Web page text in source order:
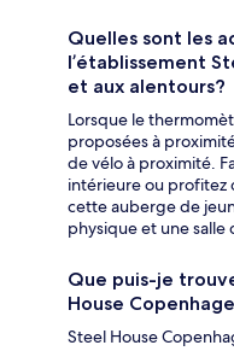
Quelles sont les
l’établissement
et aux alentours?
Lorsque le
proposées à
de vélo à proximité.
intérieure ou profitez
cette auberge de
physique et une salle
Que puis-je
House
Steel House